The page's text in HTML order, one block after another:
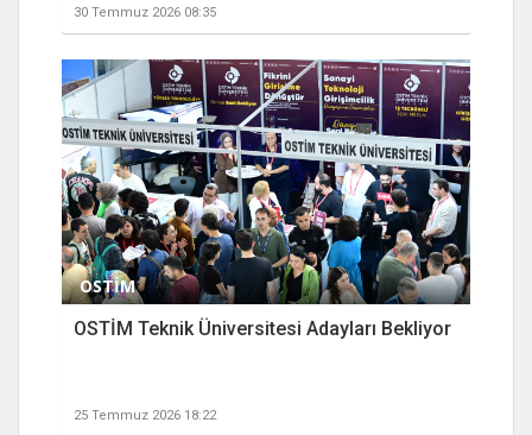
30 Temmuz 2026 08:35
OSTİM
OSTİM Teknik Üniversitesi Adayları Bekliyor
25 Temmuz 2026 18:22